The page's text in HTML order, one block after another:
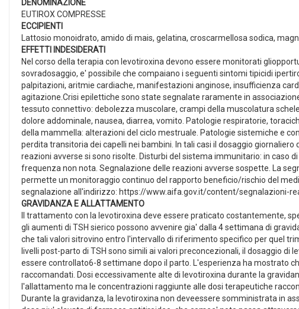
DENOMINAZIONE
EUTIROX COMPRESSE
ECCIPIENTI
Lattosio monoidrato, amido di mais, gelatina, croscarmellosa sodica,
EFFETTI INDESIDERATI
Nel corso della terapia con levotiroxina devono essere monitorati
sovradosaggio, e' possibile che compaiano i seguenti sintomi tipicidi
palpitazioni, aritmie cardiache, manifestazioni anginose, insufficienza
agitazione.Crisi epilettiche sono state segnalate raramente in
tessuto connettivo: debolezza muscolare, crampi della muscolatura
dolore addominale, nausea, diarrea, vomito. Patologie respiratorie,
della mammella: alterazioni del ciclo mestruale. Patologie sistemiche e
perdita transitoria dei capelli nei bambini. In tali casi il dosaggio
reazioni avverse si sono risolte. Disturbi del sistema immunitario: in caso
frequenza non nota. Segnalazione delle reazioni avverse sospette. La
permette un monitoraggio continuo del rapporto beneficio/rischio del
segnalazione all'indirizzo: https://www.aifa.gov.it/content/segnalazioni-
GRAVIDANZA E ALLATTAMENTO
Il trattamento con la levotiroxina deve essere praticato costantemente,
gli aumenti di TSH sierico possono avvenire gia' dalla 4 settimana di
che tali valori sitrovino entro l'intervallo di riferimento specifico per quel
livelli post-parto di TSH sono simili ai valori preconcezionali, il dosaggio
essere controllato6-8 settimane dopo il parto. L'esperienza ha mostrato
raccomandati. Dosi eccessivamente alte di levotiroxina durante la
l'allattamento ma le concentrazioni raggiunte alle dosi terapeutiche
Durante la gravidanza, la levotiroxina non deveessere somministrata in